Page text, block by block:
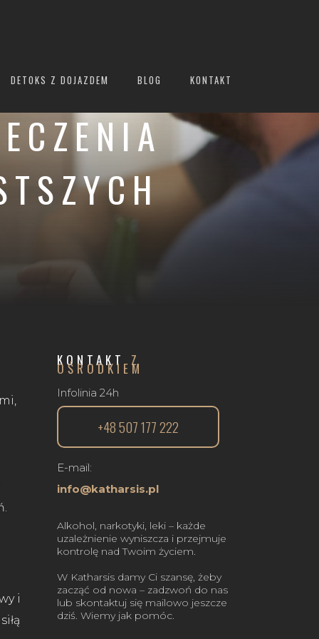
DETOKS Z DOJAZDEM BLOG KONTAKT
i
KONTAKTZ
OŚRODKIEM
Infolinia 24h
+48 507 177 222
E-mail:
info@katharsis.pl
Alkohol, narkotyki, leki – każde
uzależnienie wyniszcza i przejmuje
kontrolę nad Twoim życiem.
W Katharsis damy Ci szansę, żeby
zacząć od nowa – zadzwoń do nas
lub skontaktuj się mailowo jeszcze
dziś. Wiemy jak pomóc.